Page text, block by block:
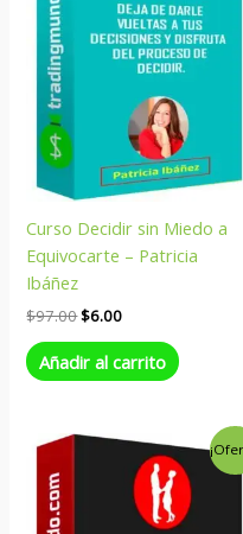
Curso Decidir sin Miedo a
Equivocarte – Patricia
Ibáñez
$97.00$6.00
Añadir al carrito
El
original
$629.00.
El
precio
actual
es:
$9.00.